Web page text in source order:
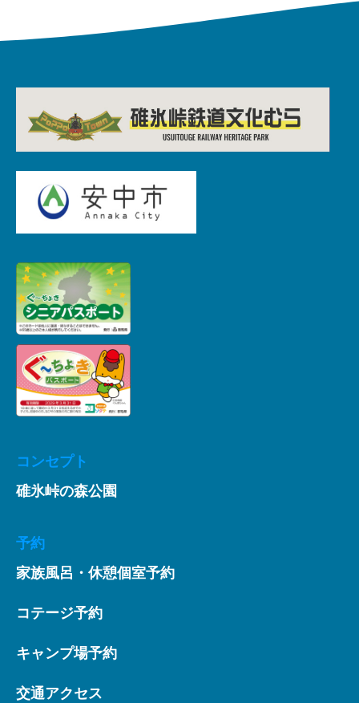
コンセプト
碓氷峠の森公園
予約
家族風呂・休憩個室予約
コテージ予約
キャンプ場予約
交通アクセス